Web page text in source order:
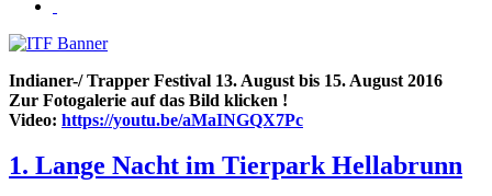
Indianer-/ Trapper Festival 13. August bis 15. August 2016
Zur Fotogalerie auf das Bild klicken !
Video: https://youtu.be/aMaINGQX7Pc
1. Lange Nacht im Tierpark Hellabrunn